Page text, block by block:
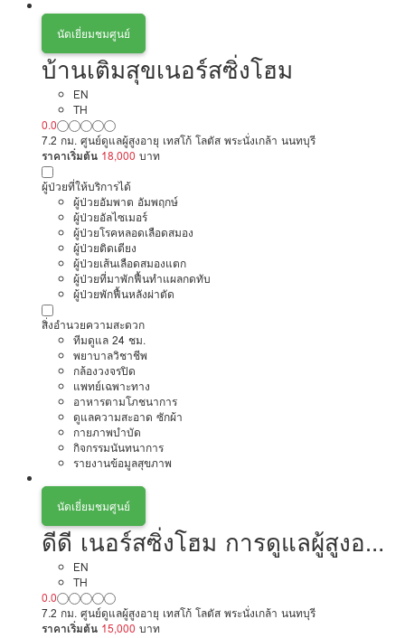
นัดเยี่ยมชมศูนย์
บ้านเติมสุขเนอร์สซิ่งโฮม
EN
TH
0.0
7.2 กม. ศูนย์ดูแลผู้สูงอายุ เทสโก้ โลตัส พระนั่งเกล้า นนทบุรี
ราคาเริ่มต้น 18,000 บาท
ผู้ป่วยที่ให้บริการได้
ผู้ป่วยอัมพาต อัมพฤกษ์
ผู้ป่วยอัลไซเมอร์
ผู้ป่วยโรคหลอดเลือดสมอง
ผู้ป่วยติดเตียง
ผู้ป่วยเส้นเลือดสมองแตก
ผู้ป่วยที่มาพักฟื้นทำแผลกดทับ
ผู้ป่วยพักฟื้นหลังผ่าตัด
สิ่งอำนวยความสะดวก
ทีมดูแล 24 ชม.
พยาบาลวิชาชีพ
กล้องวงจรปิด
แพทย์เฉพาะทาง
อาหารตามโภชนาการ
ดูแลความสะอาด ซักผ้า
กายภาพบำบัด
กิจกรรมนันทนาการ
รายงานข้อมูลสุขภาพ
นัดเยี่ยมชมศูนย์
ดีดี เนอร์สซิ่งโฮม การดูแลผู้สูงอายุ
หรือผู้มีภาวะพึ่งพิง สาขา 2
EN
TH
0.0
7.2 กม. ศูนย์ดูแลผู้สูงอายุ เทสโก้ โลตัส พระนั่งเกล้า นนทบุรี
ราคาเริ่มต้น 15,000 บาท